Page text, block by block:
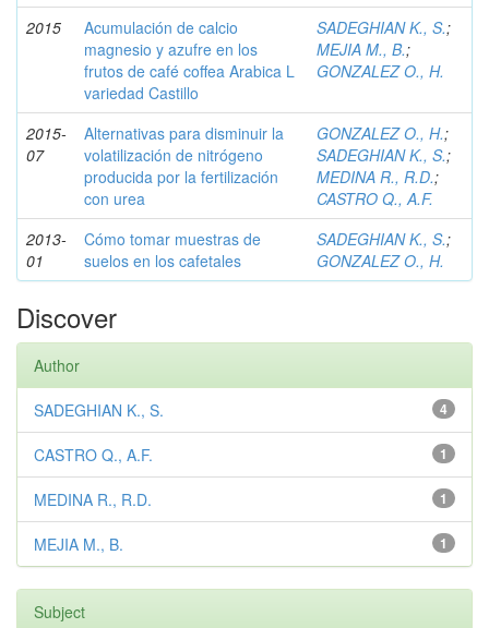
2015
Acumulación de calcio
magnesio y azufre en los
frutos de café coffea Arabica L
variedad Castillo
SADEGHIAN K., S.;
MEJIA M., B.;
GONZALEZ O., H.
2015-
07
Alternativas para disminuir la
volatilización de nitrógeno
producida por la fertilización
con urea
GONZALEZ O., H.;
SADEGHIAN K., S.;
MEDINA R., R.D.;
CASTRO Q., A.F.
2013-
01
Cómo tomar muestras de
suelos en los cafetales
SADEGHIAN K., S.;
GONZALEZ O., H.
Discover
Author
4
SADEGHIAN K., S.
1
CASTRO Q., A.F.
1
MEDINA R., R.D.
1
MEJIA M., B.
Subject